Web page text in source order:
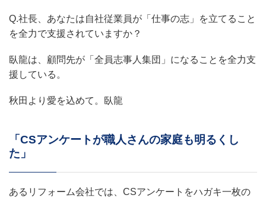
Q.社長、あなたは自社従業員が「仕事の志」を立てること
を全力で支援されていますか？
臥龍は、顧問先が「全員志事人集団」になることを全力支
援している。
秋田より愛を込めて。臥龍
「CSアンケートが職人さんの家庭も明るくし
た」
あるリフォーム会社では、CSアンケートをハガキ一枚の